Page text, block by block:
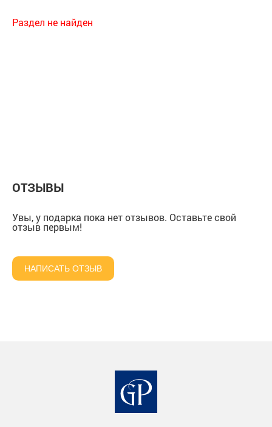
Раздел не найден
ОТЗЫВЫ
Увы, у подарка пока нет отзывов. Оставьте свой
отзыв первым!
НАПИСАТЬ ОТЗЫВ